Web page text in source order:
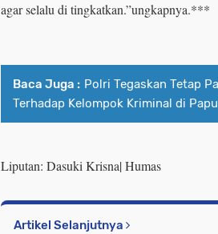
agar selalu di tingkatkan.”ungkapnya.***
Baca Juga : Polri Tegaskan Tetap
Terhadap Kelompok Kriminal di
Liputan: Dasuki Krisna| Humas
Artikel Selanjutnya